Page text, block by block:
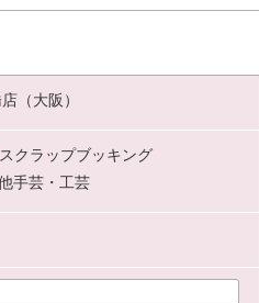
（大阪）
スクラップブッキング
手芸・工芸